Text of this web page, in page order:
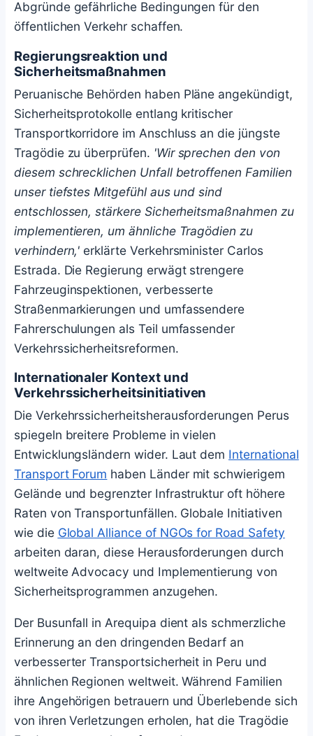
Abgründe gefährliche Bedingungen für den
öffentlichen Verkehr schaffen.
Regierungsreaktion und
Sicherheitsmaßnahmen
Peruanische Behörden haben Pläne angekündigt,
Sicherheitsprotokolle entlang kritischer
Transportkorridore im Anschluss an die jüngste
Tragödie zu überprüfen. 'Wir sprechen den von
diesem schrecklichen Unfall betroffenen Familien
unser tiefstes Mitgefühl aus und sind
entschlossen, stärkere Sicherheitsmaßnahmen zu
implementieren, um ähnliche Tragödien zu
verhindern,' erklärte Verkehrsminister Carlos
Estrada. Die Regierung erwägt strengere
Fahrzeuginspektionen, verbesserte
Straßenmarkierungen und umfassendere
Fahrerschulungen als Teil umfassender
Verkehrssicherheitsreformen.
Internationaler Kontext und
Verkehrssicherheitsinitiativen
Die Verkehrssicherheitsherausforderungen Perus
spiegeln breitere Probleme in vielen
Entwicklungsländern wider. Laut dem International
Transport Forum haben Länder mit schwierigem
Gelände und begrenzter Infrastruktur oft höhere
Raten von Transportunfällen. Globale Initiativen
wie die Global Alliance of NGOs for Road Safety
arbeiten daran, diese Herausforderungen durch
weltweite Advocacy und Implementierung von
Sicherheitsprogrammen anzugehen.
Der Busunfall in Arequipa dient als schmerzliche
Erinnerung an den dringenden Bedarf an
verbesserter Transportsicherheit in Peru und
ähnlichen Regionen weltweit. Während Familien
ihre Angehörigen betrauern und Überlebende sich
von ihren Verletzungen erholen, hat die Tragödie